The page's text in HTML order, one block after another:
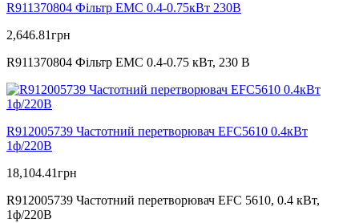
R911370804 Фільтр ЕМС 0.4-0.75кВт 230В
2,646.81грн
R911370804 Фільтр ЕМС 0.4-0.75 кВт, 230 В
R912005739 Частотний перетворювач EFC5610 0.4кВт
1ф/220В
18,104.41грн
R912005739 Частотний перетворювач EFC 5610, 0.4 кВт,
1ф/220В